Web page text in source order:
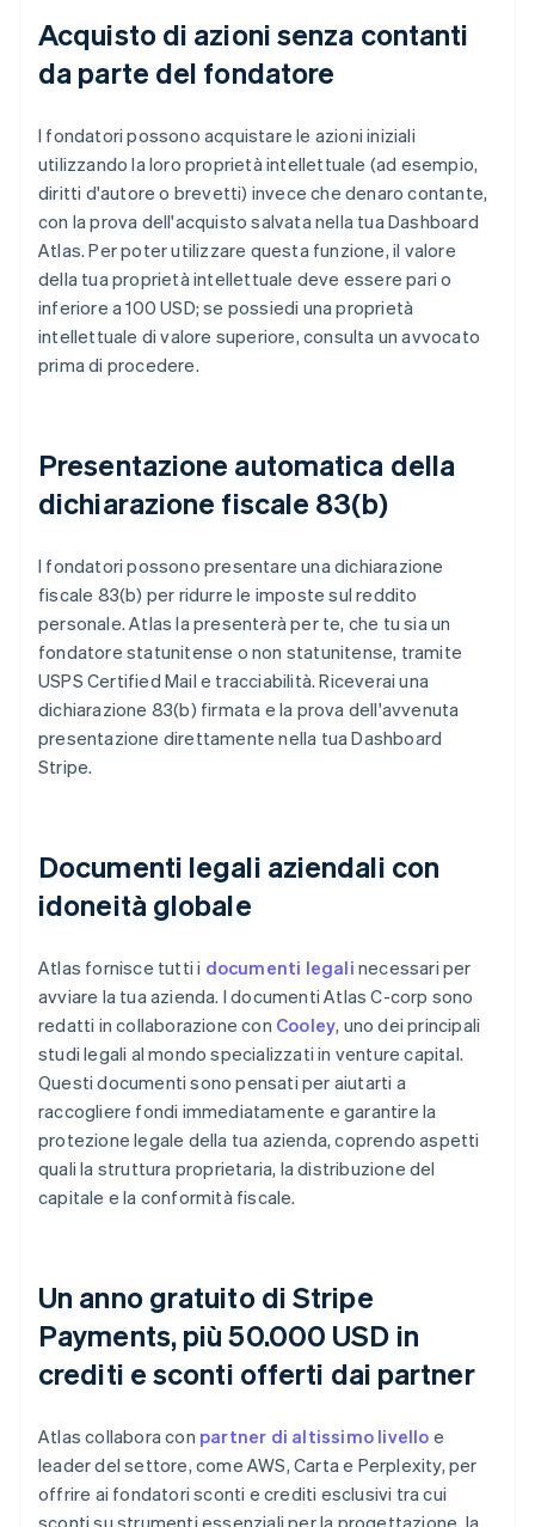
Acquisto di azioni senza contanti
da parte del fondatore
I fondatori possono acquistare le azioni iniziali
utilizzando la loro proprietà intellettuale (ad esempio,
diritti d'autore o brevetti) invece che denaro contante,
con la prova dell'acquisto salvata nella tua Dashboard
Atlas. Per poter utilizzare questa funzione, il valore
della tua proprietà intellettuale deve essere pari o
inferiore a 100 USD; se possiedi una proprietà
intellettuale di valore superiore, consulta un avvocato
prima di procedere.
Presentazione automatica della
dichiarazione fiscale 83(b)
I fondatori possono presentare una dichiarazione
fiscale 83(b) per ridurre le imposte sul reddito
personale. Atlas la presenterà per te, che tu sia un
fondatore statunitense o non statunitense, tramite
USPS Certified Mail e tracciabilità. Riceverai una
dichiarazione 83(b) firmata e la prova dell'avvenuta
presentazione direttamente nella tua Dashboard
Stripe.
Documenti legali aziendali con
idoneità globale
Atlas fornisce tutti i documenti legali necessari per
avviare la tua azienda. I documenti Atlas C-corp sono
redatti in collaborazione con Cooley, uno dei principali
studi legali al mondo specializzati in venture capital.
Questi documenti sono pensati per aiutarti a
raccogliere fondi immediatamente e garantire la
protezione legale della tua azienda, coprendo aspetti
quali la struttura proprietaria, la distribuzione del
capitale e la conformità fiscale.
Un anno gratuito di Stripe
Payments, più 50.000 USD in
crediti e sconti offerti dai partner
Atlas collabora con partner di altissimo livello e
leader del settore, come AWS, Carta e Perplexity, per
offrire ai fondatori sconti e crediti esclusivi tra cui